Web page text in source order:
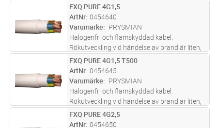
genomsynlig (underlättar utrymning) och ej
skadlig för elektronisk utrustning. Lämpar sig
för fast förläggning, i rör,
M Lägg i kundvagn
FXQ PURE 4G1,5
ArtNr 0454640
Varumärke
PRYSMIAN
Halogenfri och flamskyddad kabel.
Rökutveckling vid händelse av brand är liten,
genomsynlig (underlättar utrymning) och ej
skadlig för elektronisk utrustning. Lämpar sig
för fast förläggning, i rör,
M Lägg i kundvagn
FXQ PURE 4G1,5 T500
ArtNr 0454645
Varumärke
PRYSMIAN
Halogenfri och flamskyddad kabel.
Rökutveckling vid händelse av brand är liten,
genomsynlig (underlättar utrymning) och ej
skadlig för elektronisk utrustning. Lämpar sig
M Lägg i kundvagn
FXQ PURE 4G2,5
ArtNr 0454650